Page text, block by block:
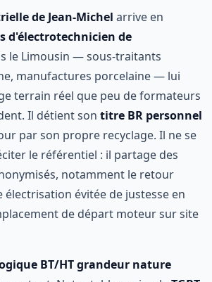
de Jean-Michel arrive en
d'électrotechnicien de
le Limousin — sous-traitants
manufactures porcelaine — lui
terrain réel que peu de formateurs
Il détient son titre BR personnel
par son propre recyclage. Il ne se
le référentiel : il partage des
notamment le retour
électrisation évitée de justesse en
de départ moteur sur site
BT/HT grandeur nature